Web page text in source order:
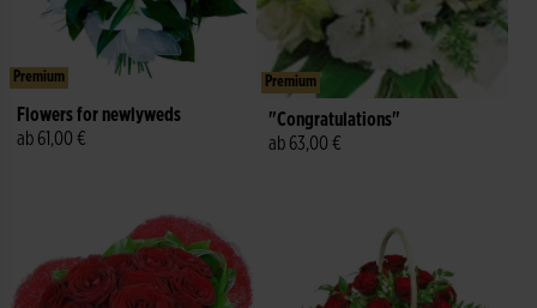
Premium
Flowers for newlyweds
ab 61,00 €
Premium
"Congratulations"
ab 63,00 €